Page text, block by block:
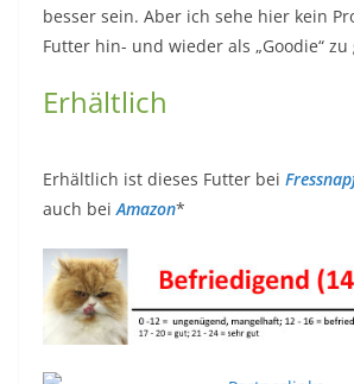
besser sein. Aber ich sehe hier kein
Futter hin- und wieder als „Goodie“ zu
Erhältlich
Erhältlich ist dieses Futter bei
auch beiAmazon*